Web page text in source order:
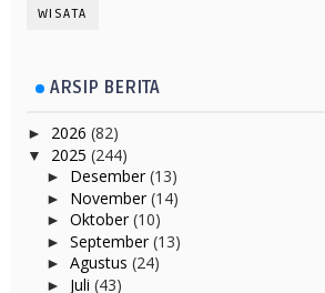
WISATA
ARSIP BERITA
► 2026 (82)
▼ 2025 (244)
► Desember(13)
► November(14)
► Oktober(10)
► September(13)
► Agustus (24)
► Juli (43)